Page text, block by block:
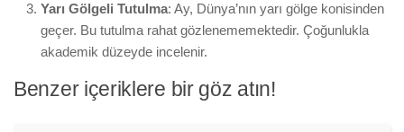
Yarı Gölgeli Tutulma: Ay, Dünya’nın yarı gölge konisinden
geçer. Bu tutulma rahat gözlenememektedir. Çoğunlukla
akademik düzeyde incelenir.
Benzer içeriklere bir göz atın!